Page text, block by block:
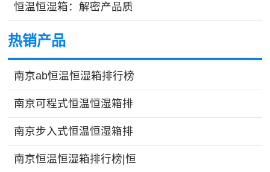
恒温恒湿箱：解密产品质
热销产品
南京ab恒温恒湿箱排行榜
南京可程式恒温恒湿箱排
南京步入式恒温恒湿箱排
南京恒温恒湿箱排行榜|恒